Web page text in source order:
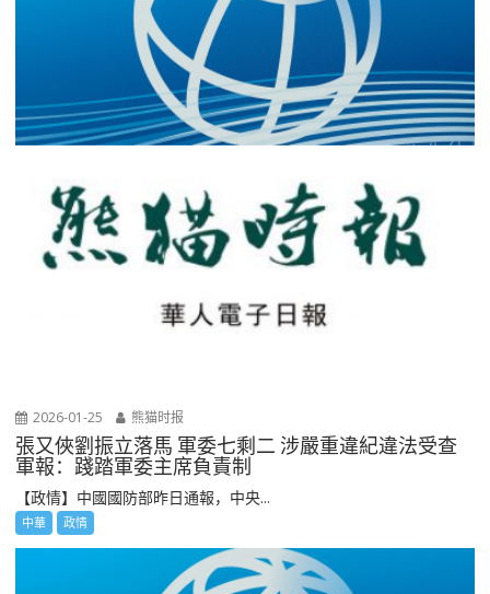
2026-01-25 熊猫时报
張又俠劉振立落馬 軍委七剩二 涉嚴重違紀違法受查
軍報：踐踏軍委主席負責制
【政情】中國國防部昨日通報，中央...
中華 政情